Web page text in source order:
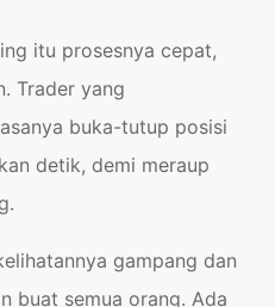
itu prosesnya cepat,
Trader yang
buka-tutup posisi
detik, demi meraup
gampang dan
buat semua orang. Ada